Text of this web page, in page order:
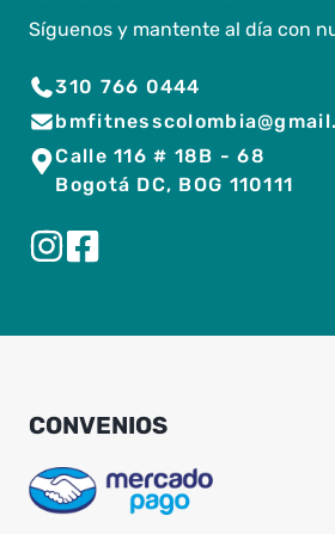
Síguenos y mantente al día con
310 766 0444
Calle 116 # 18B - 68
Bogotá DC, BOG 110111
CONVENIOS